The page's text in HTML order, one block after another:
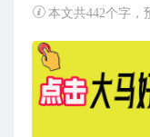
本文共442个字，